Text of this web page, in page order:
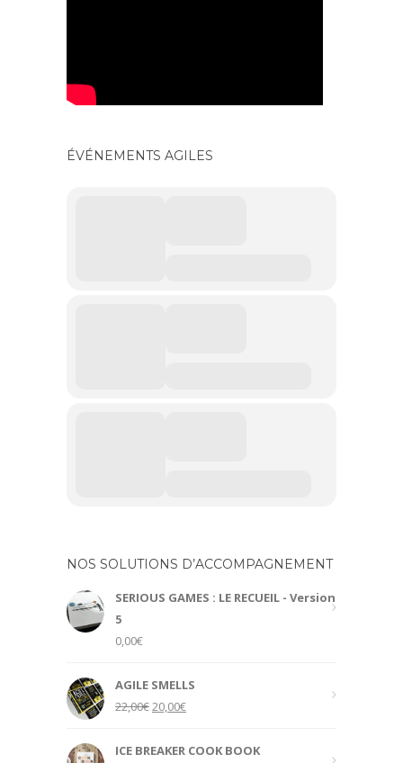
ÉVÉNEMENTS AGILES
NOS SOLUTIONS D’ACCOMPAGNEMENT
SERIOUS GAMES : LE RECUEIL - Version
5
0,00€
AGILE SMELLS
22,00€ Original
was:
20,00€Current
is:
ICE BREAKER COOK BOOK